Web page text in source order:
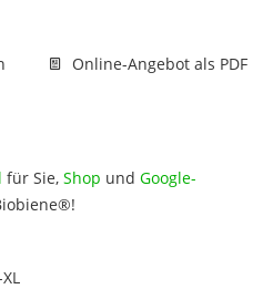
Online-Angebot als PDF
für Sie, Shop und Google-